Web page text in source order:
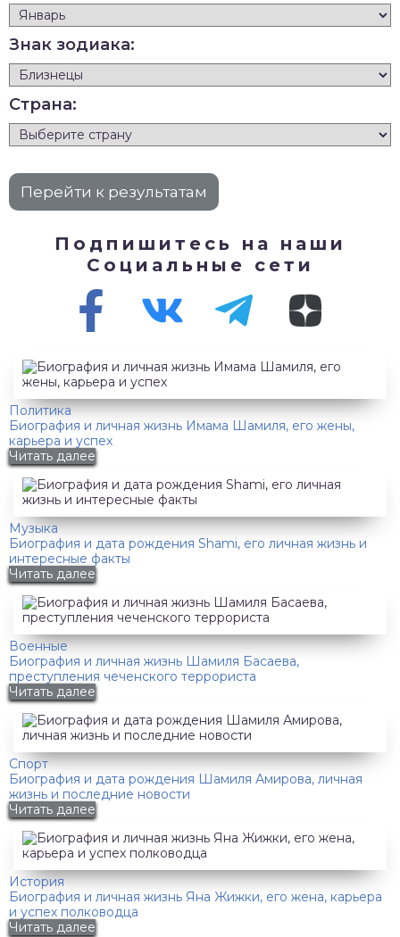
Знак зодиака:
Страна:
Подпишитесь на наши
Социальные сети
Политика
Биография и личная жизнь Имама Шамиля, его жены,
карьера и успех
Читать далее
Музыка
Биография и дата рождения Shami, его личная жизнь и
интересные факты
Читать далее
Военные
Биография и личная жизнь Шамиля Басаева,
преступления чеченского террориста
Читать далее
Спорт
Биография и дата рождения Шамиля Амирова, личная
жизнь и последние новости
Читать далее
История
Биография и личная жизнь Яна Жижки, его жена, карьера
и успех полководца
Читать далее